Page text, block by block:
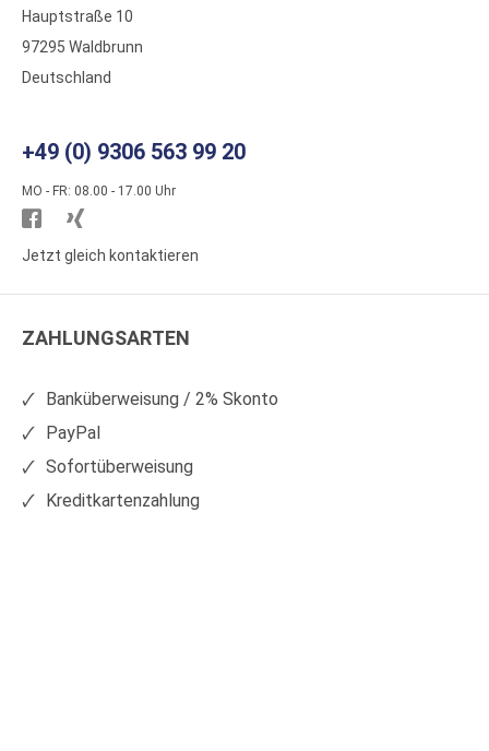
Hauptstraße 10
97295 Waldbrunn
Deutschland
+49 (0) 9306 563 99 20
MO - FR: 08.00 - 17.00 Uhr
Besuchen
Sie
auf
Sie
auf
Jetzt gleich kontaktieren
ZAHLUNGSARTEN
Banküberweisung / 2% Skonto
PayPal
Sofortüberweisung
Kreditkartenzahlung